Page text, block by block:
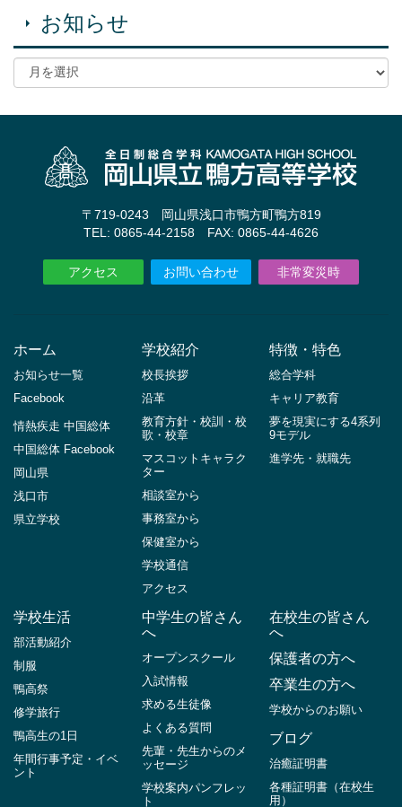
お知らせ
〒719-0243 岡山県浅口市鴨方町鴨方819
TEL: 0865-44-2158 FAX: 0865-44-4626
アクセス お問い合わせ 非常変災時
ホーム
お知らせ一覧
Facebook
情熱疾走 中国総体
中国総体 Facebook
岡山県
浅口市
県立学校
学校紹介
校長挨拶
沿革
教育方針・校訓・校
歌・校章
マスコットキャラク
ター
相談室から
事務室から
保健室から
学校通信
アクセス
特徴・特色
総合学科
キャリア教育
夢を現実にする4系列
9モデル
進学先・就職先
学校生活
部活動紹介
制服
鴨高祭
修学旅行
鴨高生の1日
年間行事予定・イベ
ント
中学生の皆さん
へ
オープンスクール
入試情報
求める生徒像
よくある質問
先輩・先生からのメ
ッセージ
学校案内パンフレッ
ト
在校生の皆さん
へ
保護者の方へ
卒業生の方へ
学校からのお願い
ブログ
治癒証明書
各種証明書（在校生
用）